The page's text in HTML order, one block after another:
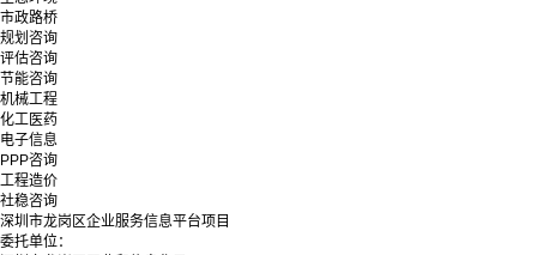
市政路桥
规划咨询
评估咨询
节能咨询
机械工程
化工医药
电子信息
PPP咨询
工程造价
社稳咨询
深圳市龙岗区企业服务信息平台项目
委托单位：